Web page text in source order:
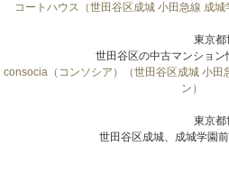
コートハウス（世田谷区成城 小田急線 成城
東京都
世田谷区の中古マンショ
consocia（コンソシア）（世田谷区成城 小田
ン）
東京都
世田谷区成城、成城学園